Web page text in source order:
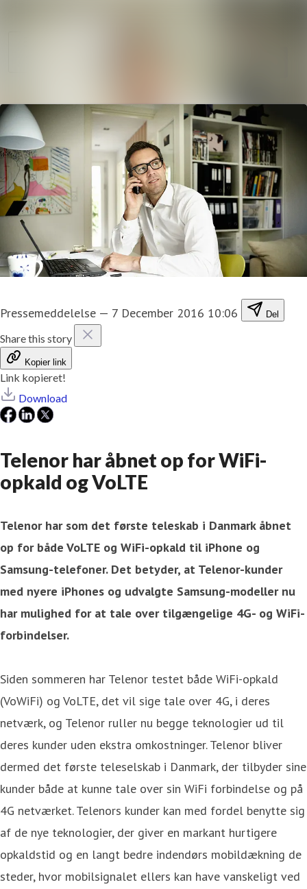
Pressemeddelelse — 7 December 2016 10:06 Del
Share this story
Kopier link
Link kopieret!
Download
Telenor har åbnet op for WiFi-
opkald og VoLTE
Telenor har som det første teleskab i Danmark åbnet
op for både VoLTE og WiFi-opkald til iPhone og
Samsung-telefoner. Det betyder, at Telenor-kunder
med nyere iPhones og udvalgte Samsung-modeller nu
har mulighed for at tale over tilgængelige 4G- og WiFi-
forbindelser.
Siden sommeren har Telenor testet både WiFi-opkald
(VoWiFi) og VoLTE, det vil sige tale over 4G, i deres
netværk, og Telenor ruller nu begge teknologier ud til
deres kunder uden ekstra omkostninger. Telenor bliver
dermed det første teleselskab i Danmark, der tilbyder sine
kunder både at kunne tale over sin WiFi forbindelse og på
4G netværket. Telenors kunder kan med fordel benytte sig
af de nye teknologier, der giver en markant hurtigere
opkaldstid og en langt bedre indendørs mobildækning de
steder, hvor mobilsignalet ellers kan have vanskeligt ved